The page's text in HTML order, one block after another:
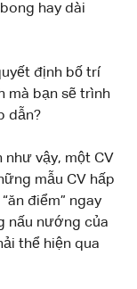
hay dài
định bố trí
mà bạn sẽ trình
dẫn?
như vậy, một CV
mẫu CV hấp
điểm” ngay
nấu nướng của
thể hiện qua